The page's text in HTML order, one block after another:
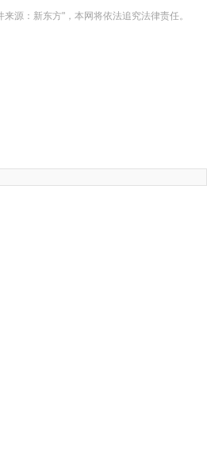
源：新东方"，本网将依法追究法律责任。